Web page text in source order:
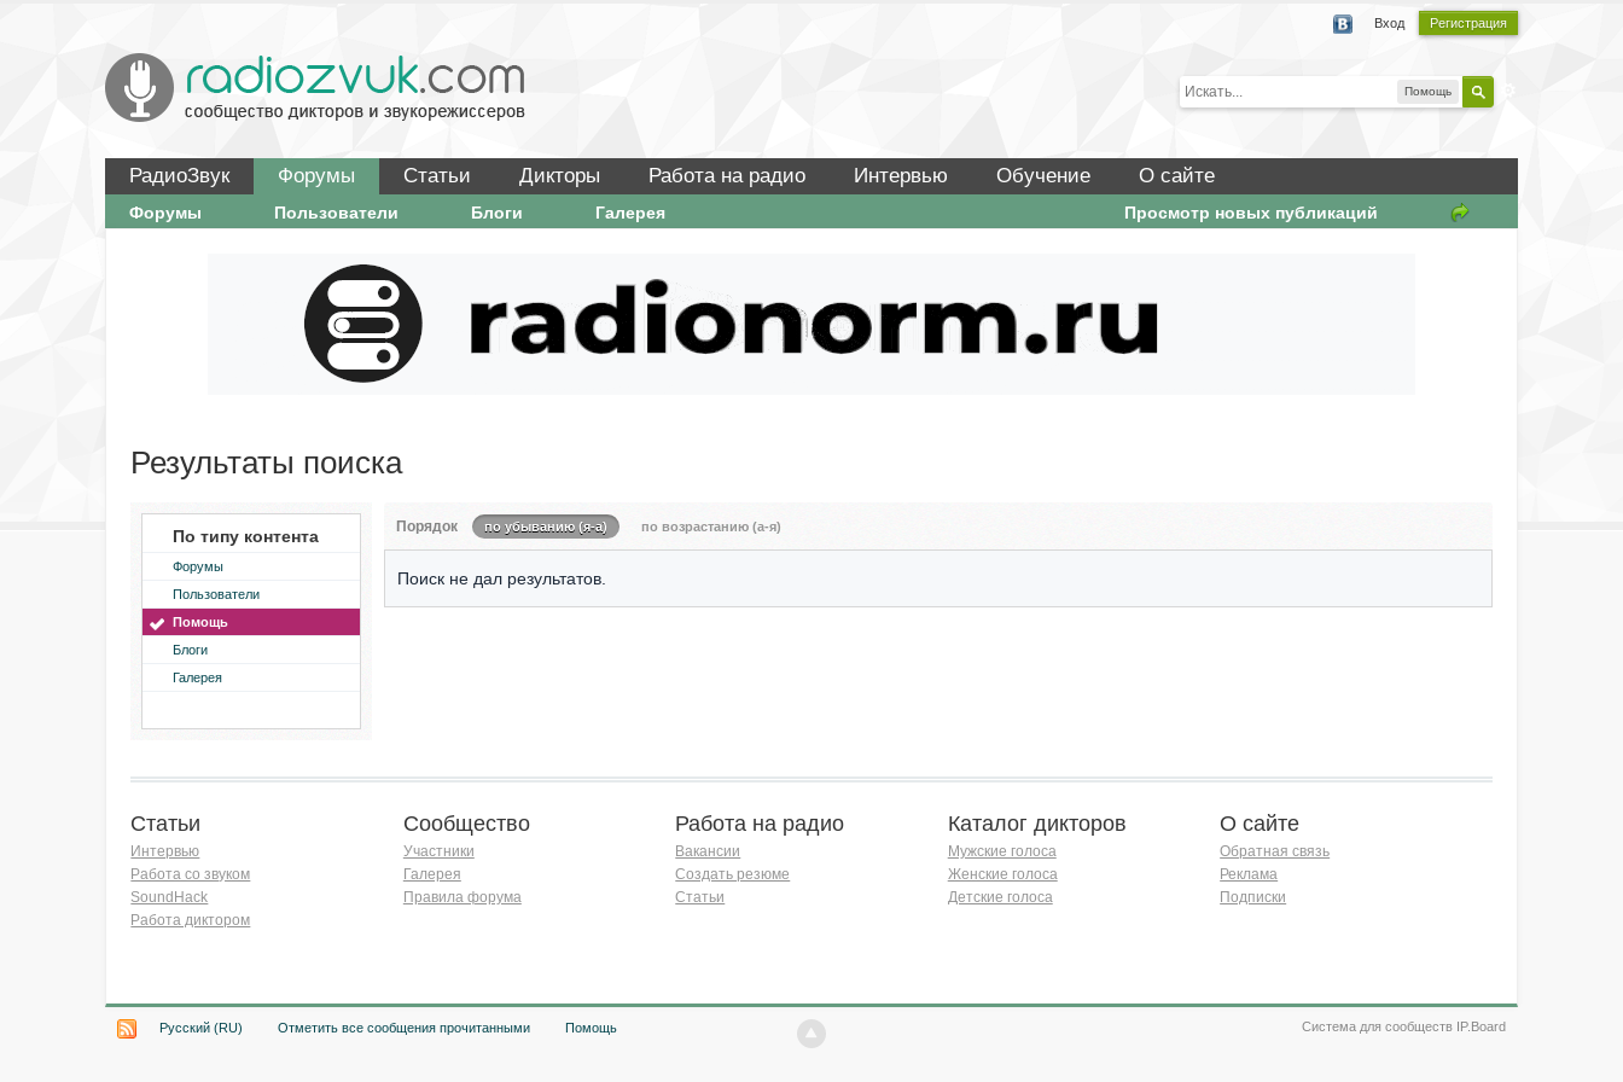
Вход Регистрация
Помощь
РадиоЗвук Форумы Статьи Дикторы Работа на радио Интервью Обучение О сайте
Просмотр новых публикаций
Форумы Пользователи Блоги Галерея
Результаты поиска
По типу контента
Форумы
Пользователи
Помощь
Блоги
Галерея
Порядок по убыванию (я-а) по возрастанию (а-я)
Поиск не дал результатов.
Статьи
Интервью
Работа со звуком
SoundHack
Работа диктором
Сообщество
Участники
Галерея
Правила форума
Работа на радио
Вакансии
Создать резюме
Статьи
Каталог дикторов
Мужские голоса
Женские голоса
Детские голоса
О сайте
Обратная связь
Реклама
Подписки
Русский (RU) Отметить все сообщения прочитанными Помощь Система для сообществ IP.Board